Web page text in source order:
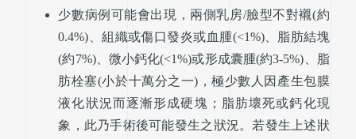
少數病例可能會出現，兩側乳房/臉型不對襯(約
0.4%)、組織或傷口發炎或血腫(<1%)、脂肪結塊
(約7%)、微小鈣化(<1%)或形成囊腫(約3-5%)、脂
肪栓塞(小於十萬分之一)，極少數人因產生包膜
液化狀況而逐漸形成硬塊；脂肪壞死或鈣化現
象，此乃手術後可能發生之狀況。若發生上述狀